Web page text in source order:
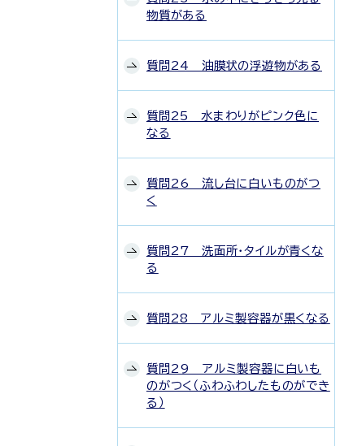
物質がある
質問24 油膜状の浮遊物がある
質問25 水まわりがピンク色に
なる
質問26 流し台に白いものがつ
く
質問27 洗面所・タイルが青くな
る
質問28 アルミ製容器が黒くなる
質問29 アルミ製容器に白いも
のがつく（ふわふわしたものができ
る）